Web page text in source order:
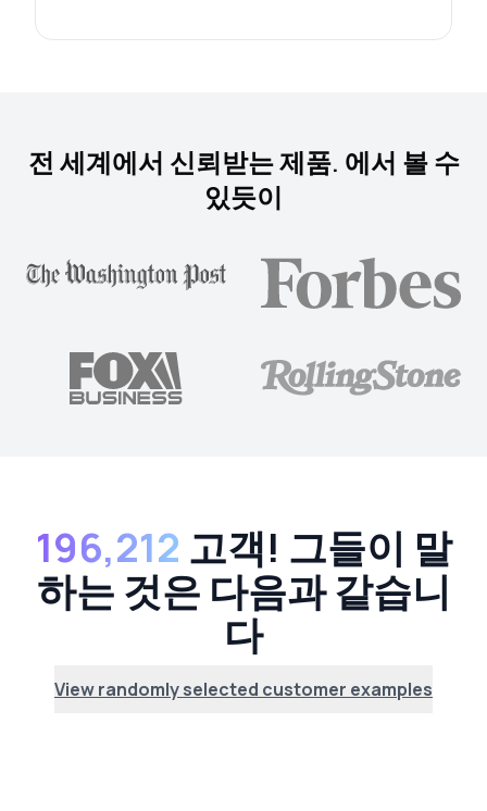
전 세계에서 신뢰받는 제품. 에서 볼 수
있듯이
196,212 고객! 그들이 말
하는 것은 다음과 같습니
다
View randomly selected customer examples